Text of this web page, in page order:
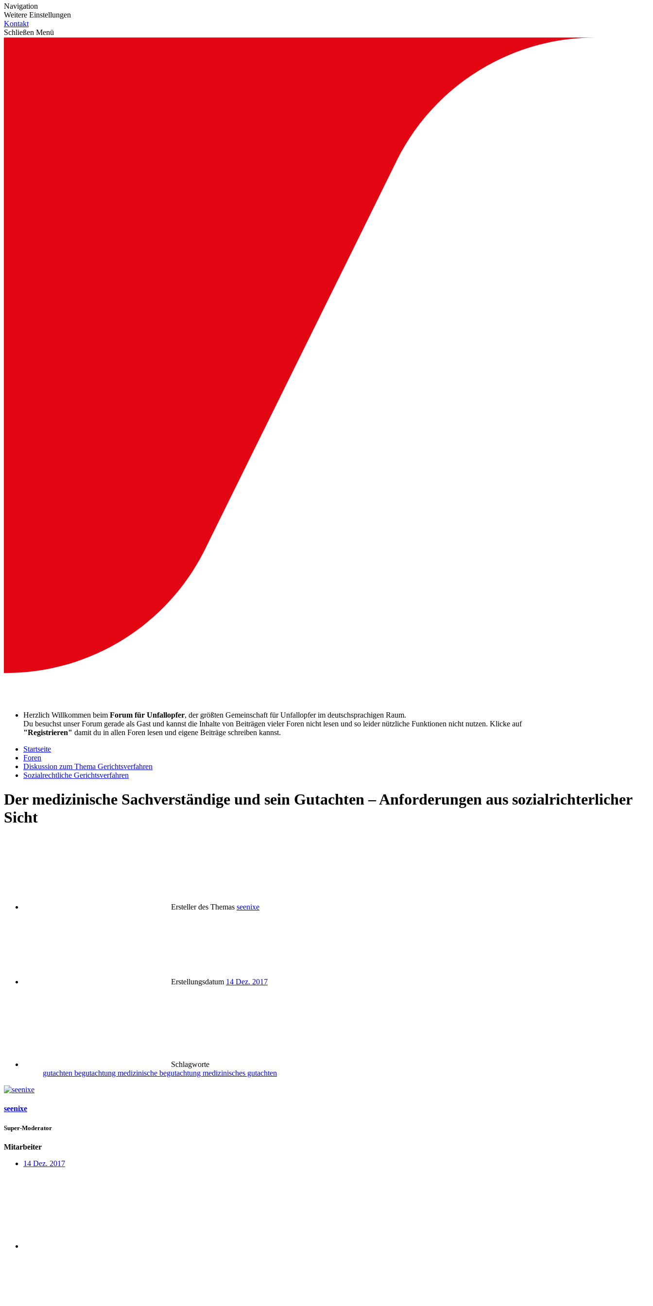
Navigation
Weitere Einstellungen
Kontakt
Schließen Menü
Herzlich Willkommen beim Forum für Unfallopfer, der größten Gemeinschaft für Unfallopfer im deutschsprachigen Raum.
Du besuchst unser Forum gerade als Gast und kannst die Inhalte von Beiträgen vieler Foren nicht lesen und so leider nützliche Funktionen nicht nutzen. Klicke auf
"Registrieren" damit du in allen Foren lesen und eigene Beiträge schreiben kannst.
Startseite
Foren
Diskussion zum Thema Gerichtsverfahren
Sozialrechtliche Gerichtsverfahren
Der medizinische Sachverständige und sein Gutachten – Anforderungen aus sozialrichterlicher
Sicht
Ersteller des Themas seenixe
Erstellungsdatum 14 Dez. 2017
Schlagworte
gutachten begutachtung medizinische begutachtung medizinisches gutachten
seenixe
Super-Moderator
Mitarbeiter
14 Dez. 2017